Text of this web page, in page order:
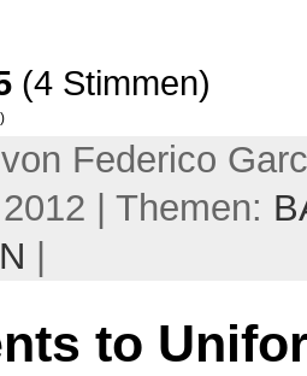
(4 Stimmen)
Federico
| Themen:
to